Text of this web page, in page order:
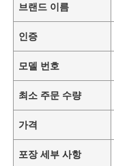
브랜드 이름
인증
모델 번호
최소 주문 수량
가격
포장 세부 사항